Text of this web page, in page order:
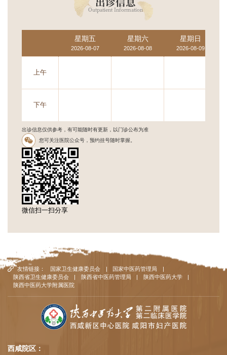
Outpatient Information
星期五
2026-08-07
星期六
2026-08-08
星期日
2026-08-09
上午
下午
出诊信息仅供参考，有可能随时有更新，以门诊公布为准
您可关注医院公众号，预约挂号随时掌握。
微信扫一扫分享
友情链接： 国家卫生健康委员会 国家中医药管理局
陕西省卫生健康委员会
陕西省中医药管理局 陕西中医药大学
陕西中医药大学附属医院
西咸院区：